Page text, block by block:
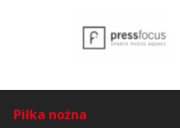
Piłka nożna